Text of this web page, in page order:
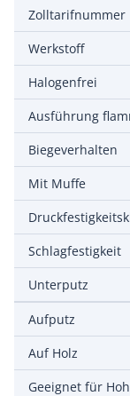
Zolltarifnummer
Werkstoff
Halogenfrei
Ausführung
Biegeverhalten
Mit Muffe
Schlagfestigkeit
Unterputz
Aufputz
Auf Holz